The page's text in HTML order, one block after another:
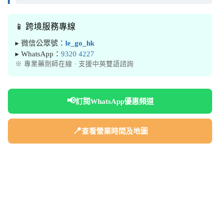
📱 跨境服務專線
▸ 微信公眾號： le_go_hk
▸ WhatsApp： 9320 4227
※ 專業藥劑師在線 · 支援中英雙語諮詢
📢訂閱WhatsApp優惠頻道
📍查看營業時間及地圖